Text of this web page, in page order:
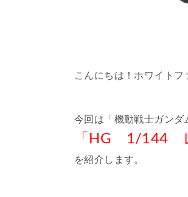
こんにちは！ホワイトフ
今回は「機動戦士ガンダ
「HG 1/144
を紹介します。